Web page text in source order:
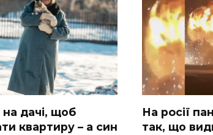
дачі, щоб
квартиру – а син
На рocії
так, що